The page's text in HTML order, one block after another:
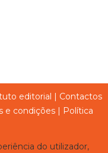
editorial | Contactos
e condições | Política
do utilizador,